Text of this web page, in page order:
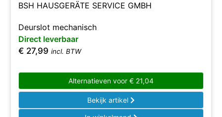
BSH HAUSGERÄTE SERVICE GMBH
Deurslot mechanisch
Direct leverbaar
€ 27,99 incl. BTW
Alternatieven voor € 21,04
Bekijk artikel